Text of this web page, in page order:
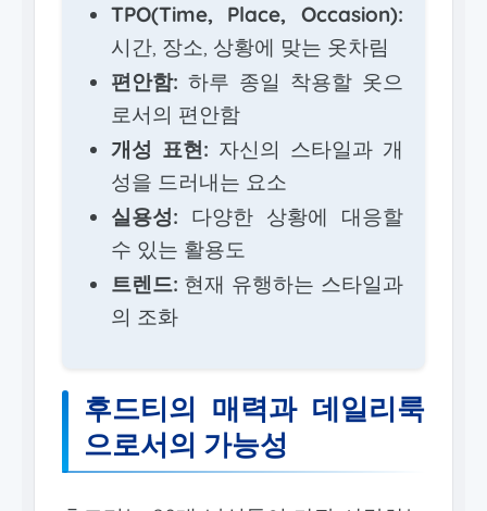
TPO(Time, Place, Occasion):
시간, 장소, 상황에 맞는 옷차림
편안함: 하루 종일 착용할 옷으
로서의 편안함
개성 표현: 자신의 스타일과 개
성을 드러내는 요소
실용성: 다양한 상황에 대응할
수 있는 활용도
트렌드: 현재 유행하는 스타일과
의 조화
후드티의 매력과 데일리룩
으로서의 가능성